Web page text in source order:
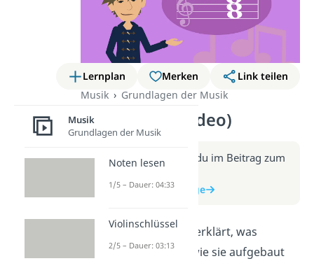
Lernplan Merken
Link teilen
Musik
Grundlagen der Musik
Dreiklänge (Video)
Weitere Infos erhältst du im Beitrag zum
zum Beitrag: Dreiklänge
In diesem Video wird erklärt, was
Dreiklänge sind und wie sie aufgebaut
Musik
Grundlagen der Musik
Noten lesen
1/5 – Dauer: 04:33
Violinschlüssel
2/5 – Dauer: 03:13